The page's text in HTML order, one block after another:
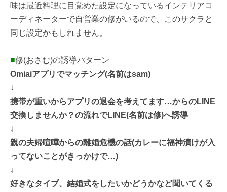
味は最近料理に目覚めた設定になっているインテリアコ
ーディネーターで自営業の修がいるので、このサクラと
同じ設定かもしれません。
■修(おさむ)の誘導パターン
Omiaiアプリでマッチング(名前はsam)
↓
携帯が重いからアプリの退会を考えてます…からのLINE
交換しませんか？の流れでLINE(名前は修)へ誘導
↓
親の夫婦喧嘩からの離婚危機の話(カレーに福神漬けが入
ってないことがきっかけで…)
↓
好きなタイプ、結婚式をしたいかどうかなど聞いてくる